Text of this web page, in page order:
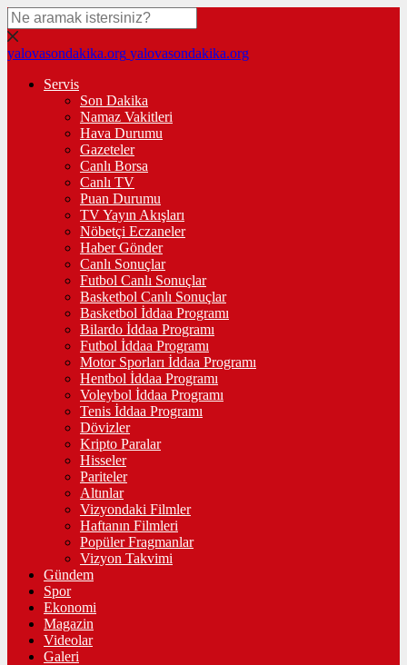
yalovasondakika.org yalovasondakika.org
Servis
Son Dakika
Namaz Vakitleri
Hava Durumu
Gazeteler
Canlı Borsa
Canlı TV
Puan Durumu
TV Yayın Akışları
Nöbetçi Eczaneler
Haber Gönder
Canlı Sonuçlar
Futbol Canlı Sonuçlar
Basketbol Canlı Sonuçlar
Basketbol İddaa Programı
Bilardo İddaa Programı
Futbol İddaa Programı
Motor Sporları İddaa Programı
Hentbol İddaa Programı
Voleybol İddaa Programı
Tenis İddaa Programı
Dövizler
Kripto Paralar
Hisseler
Pariteler
Altınlar
Vizyondaki Filmler
Haftanın Filmleri
Popüler Fragmanlar
Vizyon Takvimi
Gündem
Spor
Ekonomi
Magazin
Videolar
Galeri